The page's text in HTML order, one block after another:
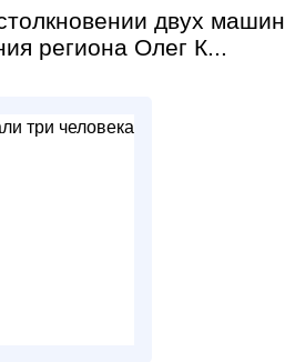
двух
региона Олег К...